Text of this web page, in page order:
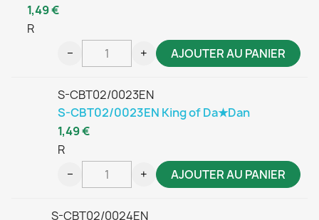
R
1,49 €
− + AJOUTER AU PANIER
S-CBT02/0023EN
S-CBT02/0023EN King of Da★Dan
R
1,49 €
− + AJOUTER AU PANIER
S-CBT02/0024EN